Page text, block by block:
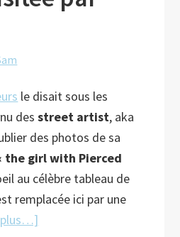
le disait sous les
des street artist, aka
des photos de sa
the girl with Pierced
au célèbre tableau de
remplacée ici par une